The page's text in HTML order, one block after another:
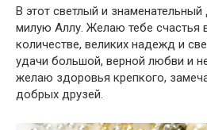
В этот светлый и
милую Аллу. Желаю тебе счастья
количестве, великих надежд и
удачи большой, верной любви и
желаю здоровья крепкого,
добрых друзей.